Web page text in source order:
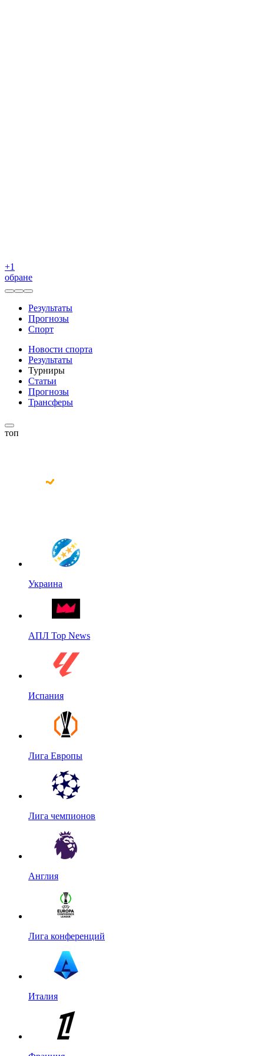
+1
обране
Результаты
Прогнозы
Спорт
Новости спорта
Результаты
Турниры
Статьи
Прогнозы
Трансферы
топ
Украина
АПЛ Top News
Испания
Лига Европы
Лига чемпионов
Англия
Лига конференций
Италия